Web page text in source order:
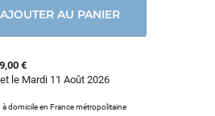
€
le Mardi 11 Août 2026
domicile en France métropolitaine
AJOUTER AU PANIER